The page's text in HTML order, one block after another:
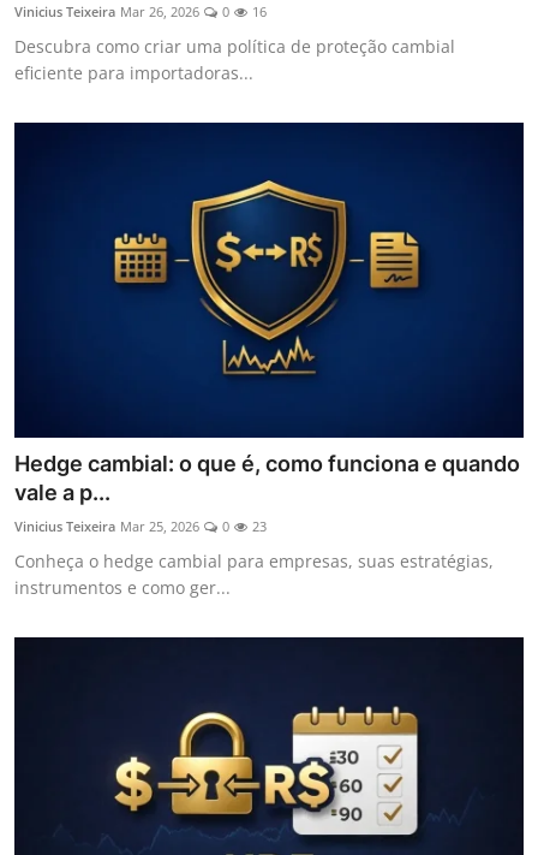
Vinicius Teixeira Mar 26, 2026 0 16
Descubra como criar uma política de proteção cambial
eficiente para importadoras...
Hedge cambial: o que é, como funciona e quando
vale a p...
Vinicius Teixeira Mar 25, 2026 0 23
Conheça o hedge cambial para empresas, suas estratégias,
instrumentos e como ger...